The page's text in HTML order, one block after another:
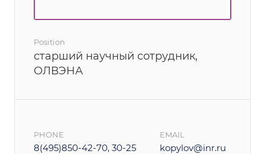
Position
старший научный сотрудник,
ОЛВЭНА
PHONE
8(495)850-42-70, 30-25
EMAIL
kopylov@inr.ru